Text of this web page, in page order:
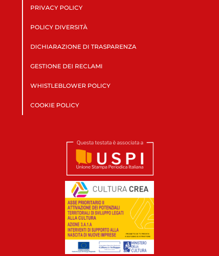
PRIVACY POLICY
POLICY DIVERSITÀ
DICHIARAZIONE DI TRASPARENZA
GESTIONE DEI RECLAMI
WHISTLEBLOWER POLICY
COOKIE POLICY